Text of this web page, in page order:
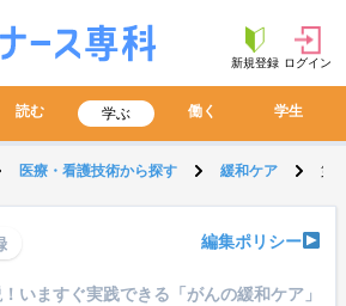
新規登録 ログイン
読む 学ぶ 働く 学生
医療・看護技術から探す 緩和ケア 第
編集ポリシー
いますぐ実践できる「がんの緩和ケア」